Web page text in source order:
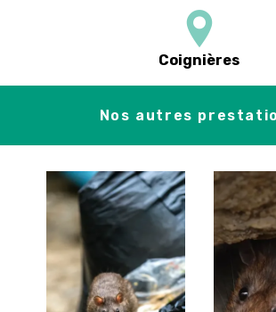
Coignières
Nos autres